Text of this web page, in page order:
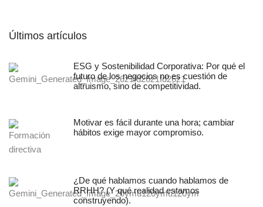
Últimos artículos
ESG y Sostenibilidad Corporativa: Por qué el
futuro de los negocios no es cuestión de
altruismo, sino de competitividad.
Motivar es fácil durante una hora; cambiar
hábitos exige mayor compromiso.
¿De qué hablamos cuando hablamos de
RRHH? (Y qué realidad estamos
construyendo).